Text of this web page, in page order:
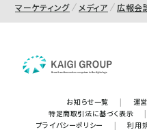
マーケティング メディア 広報会
お知らせ一覧 | 運
特定商取引法に基づく表示
|
プライバシーポリシー
| 利用